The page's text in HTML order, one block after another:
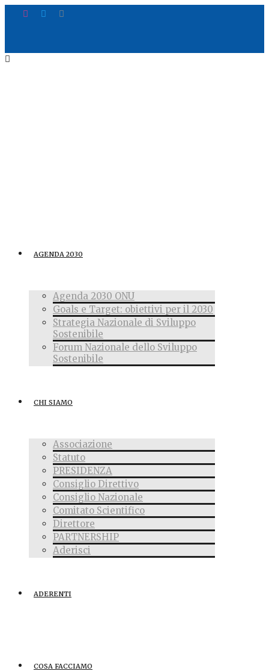
AGENDA 2030
Agenda 2030 ONU
Goals e Target: obiettivi per il 2030
Strategia Nazionale di Sviluppo
Sostenibile
Forum Nazionale dello Sviluppo
Sostenibile
CHI SIAMO
Associazione
Statuto
PRESIDENZA
Consiglio Direttivo
Consiglio Nazionale
Comitato Scientifico
Direttore
PARTNERSHIP
Aderisci
ADERENTI
COSA FACCIAMO